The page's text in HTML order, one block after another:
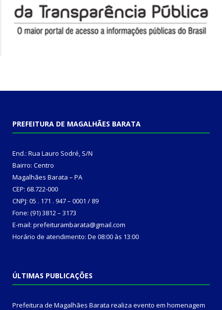
PREFEITURA DE MAGALHÃES BARATA
End.: Rua Lauro Sodré, S/N
Bairro: Centro
Magalhães Barata – PA
CEP: 68.722-000
CNPJ: 05 . 171 . 947 – 0001 / 89
Fone: (91) 3812 – 3173
E-mail: prefeiturambarata@gmail.com
Horário de atendimento: De 08:00 às 13:00
ÚLTIMAS PUBLICAÇÕES
Prefeitura de Magalhães Barata realiza evento em homenagem